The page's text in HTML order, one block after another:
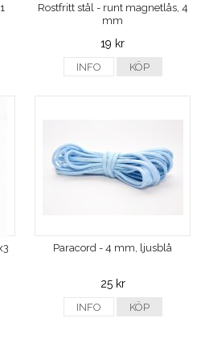
Rostfritt stål - runt magnetlås, 4
mm
19 kr
INFO KÖP
Paracord - 4 mm, ljusblå
25 kr
INFO KÖP